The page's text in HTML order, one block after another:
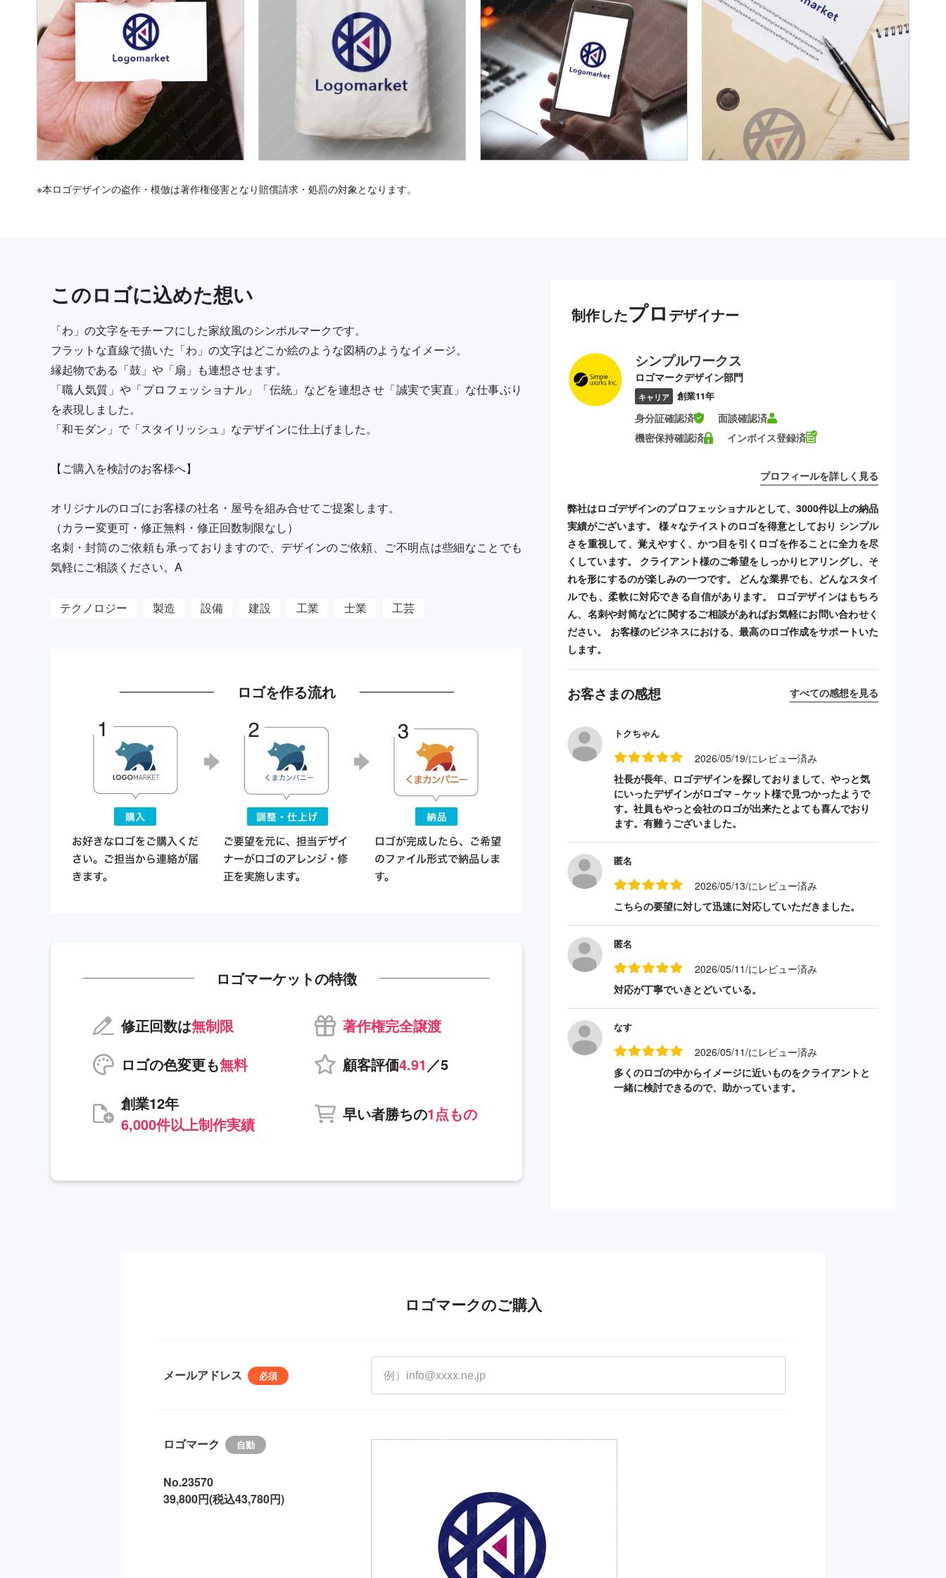
※本ロゴデザインの盗作・模倣は著作権侵害となり賠償請求・処罰の対象となります。
このロゴに込めた想い
「わ」の文字をモチーフにした家紋風のシンボルマークです。
フラットな直線で描いた「わ」の文字はどこか絵のような図柄のようなイメージ。
縁起物である「鼓」や「扇」も連想させます。
「職人気質」や「プロフェッショナル」「伝統」などを連想させ「誠実で実直」な仕事ぶり
を表現しました。
「和モダン」で「スタイリッシュ」なデザインに仕上げました。
【ご購入を検討のお客様へ】
オリジナルのロゴにお客様の社名・屋号を組み合せてご提案します。
（カラー変更可・修正無料・修正回数制限なし）
名刺・封筒のご依頼も承っておりますので、デザインのご依頼、ご不明点は些細なことでも
気軽にご相談ください。A
テクノロジー 製造 設備 建設 工業 士業 工芸
ロゴを作る流れ
ロゴマーケットの特徴
修正回数は無制限
著作権完全譲渡
ロゴの色変更も無料 顧客評価4.91 ／5
創業12年
6,000件以上制作実績
早い者勝ちの1点もの
制作したプロ デザイナー
シンプルワークス
ロゴマークデザイン部門
キャリア 創業11年
身分証確認済
面談確認済
機密保持確認済
インボイス登録済
プロフィールを詳しく見る
弊社はロゴデザインのプロフェッショナルとして、3000件以上の納品
実績がございます。 様々なテイストのロゴを得意としており シンプル
さを重視して、覚えやすく、かつ目を引くロゴを作ることに全力を尽
くしています。 クライアント様のご希望をしっかりヒアリングし、そ
れを形にするのが楽しみの一つです。 どんな業界でも、どんなスタイ
ルでも、柔軟に対応できる自信があります。 ロゴデザインはもちろ
ん、名刺や封筒などに関するご相談があればお気軽にお問い合わせく
ださい。 お客様のビジネスにおける、最高のロゴ作成をサポートいた
します。
お客さまの感想 すべての感想を見る
トクちゃん
2026/05/19/にレビュー済み
社長が長年、ロゴデザインを探しておりまして、やっと気
にいったデザインがロゴマ－ケット様で見つかったようで
す。社員もやっと会社のロゴが出来たとよても喜んでおり
ます。有難うございました。
匿名
2026/05/13/にレビュー済み
こちらの要望に対して迅速に対応していただきました。
匿名
2026/05/11/にレビュー済み
対応が丁寧でいきとどいている。
なす
2026/05/11/にレビュー済み
多くのロゴの中からイメージに近いものをクライアントと
一緒に検討できるので、助かっています。
ロゴマークのご購入
メールアドレス
ロゴマーク
No.23570
39,800円(税込43,780円)